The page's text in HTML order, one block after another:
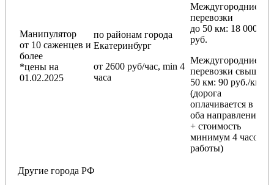
Манипулятор
от 10 саженцев и
более
*цены на
01.02.2025
по районам города
Екатеринбург
от 2600 руб/час, min 4
часа
Междугородние
перевозки
до 50 км: 18 000
руб.
Междугородние
перевозки свыше
50 км: 90 руб./км
(дорога
оплачивается в
оба направления
+ стоимость
минимум 4 часов
работы)
Другие города РФ